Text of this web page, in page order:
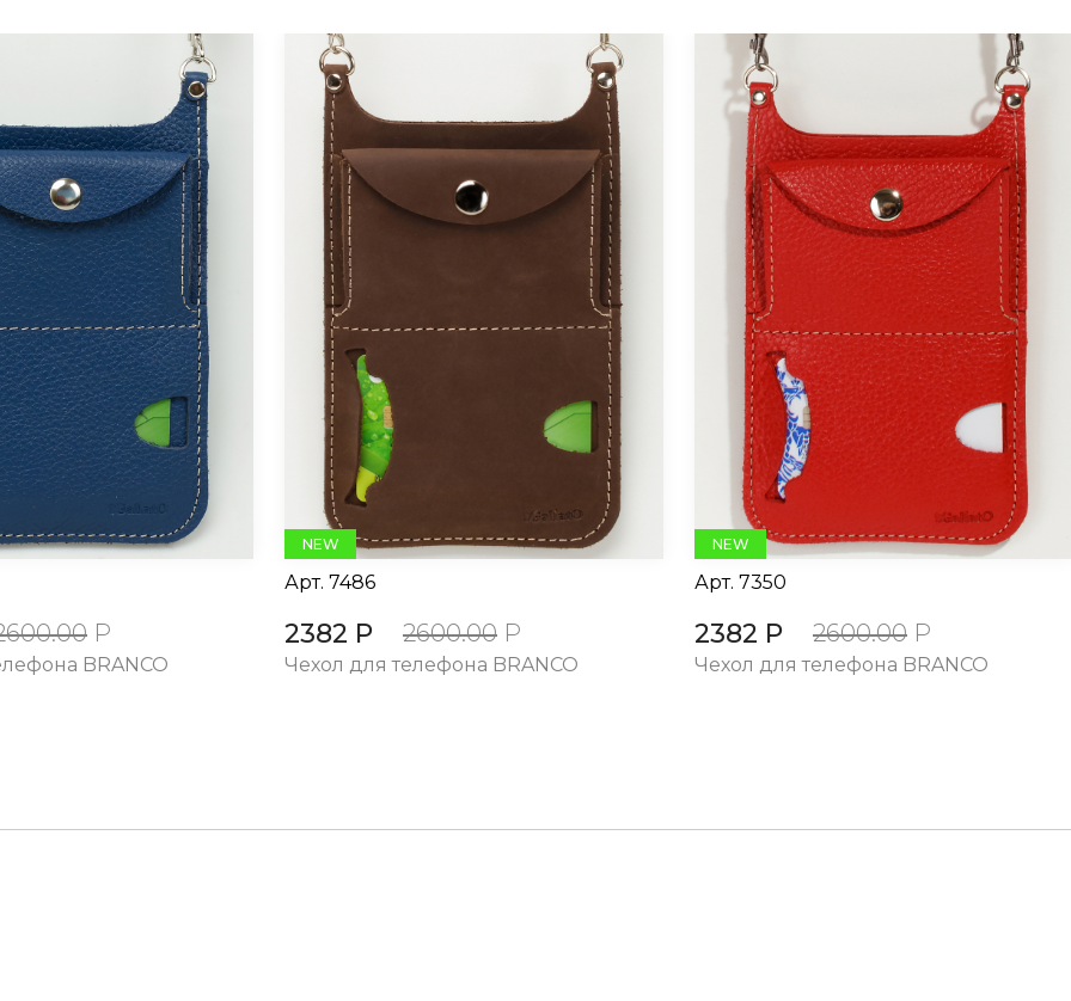
Р
BRANCO
NEW
Арт. 7486
2382 Р 2600.00 Р
Чехол для телефона BRANCO
NEW
Арт. 7350
2382 Р 2600.00 Р
Чехол для телефона BRANCO